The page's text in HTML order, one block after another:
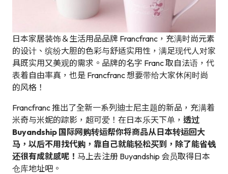
日本家居装饰＆生活用品品牌 Francfranc，充满时尚元素
的设计、缤纷大胆的色彩与舒适实用性，满足现代人对家
具既实用又美观的需求。品牌的名字 Franc 取自法语，代
表着自由率真，也是 Francfranc 想要带给大家休闲时尚
的风格！
Francfranc 推出了全新一系列迪士尼主题的新品，充满着
米奇与米妮的踪影，超可爱！在日本乐天下单， 透过
Buyandship 国际网购转运帮你将商品从日本转运回大
马，以后不用找代购，靠自己就能轻松买到，除了能省钱
还很有成就感呢！ 马上去注册 Buyandship 会员取得日本
仓库地址吧。